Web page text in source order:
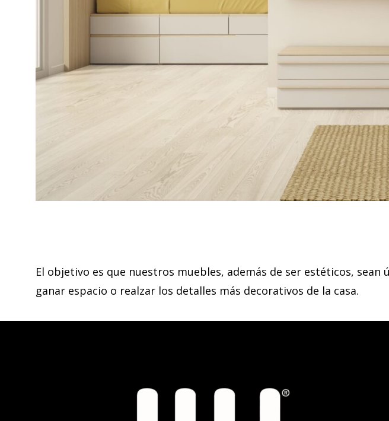
El objetivo es que nuestros muebles, además de ser estéticos,
ganar espacio o realzar los detalles más decorativos de la casa.